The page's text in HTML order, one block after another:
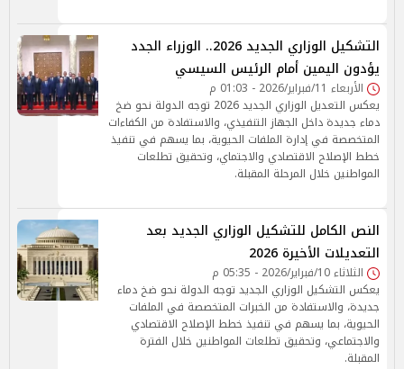
التشكيل الوزاري الجديد 2026.. الوزراء الجدد
يؤدون اليمين أمام الرئيس السيسي
الأربعاء 11/فبراير/2026 - 01:03 م
يعكس التعديل الوزاري الجديد 2026 توجه الدولة نحو ضخ
دماء جديدة داخل الجهاز التنفيذي، والاستفادة من الكفاءات
المتخصصة في إدارة الملفات الحيوية، بما يسهم في تنفيذ
خطط الإصلاح الاقتصادي والاجتماي، وتحقيق تطلعات
المواطنين خلال المرحلة المقبلة.
النص الكامل للتشكيل الوزاري الجديد بعد
التعديلات الأخيرة 2026
الثلاثاء 10/فبراير/2026 - 05:35 م
يعكس التشكيل الوزاري الجديد توجه الدولة نحو ضخ دماء
جديدة، والاستفادة من الخبرات المتخصصة في الملفات
الحيوية، بما يسهم في تنفيذ خطط الإصلاح الاقتصادي
والاجتماعي، وتحقيق تطلعات المواطنين خلال الفترة
المقبلة.